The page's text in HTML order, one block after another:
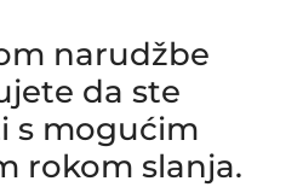
narudžbe
da ste
s mogućim
rokom slanja.
II,
6G926K863BD
god jamstva
ili sljedeći radni dan)